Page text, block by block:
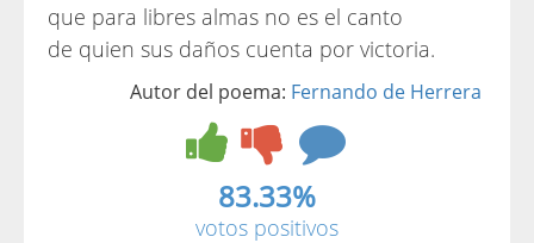
que para libres almas no es el canto
de quien sus daños cuenta por victoria.
Autor del poema: Fernando de Herrera
83.33%
votos positivos